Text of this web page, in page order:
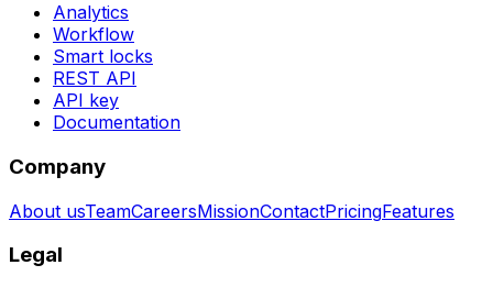
Analytics
Workflow
Smart locks
REST API
API key
Documentation
Company
About usTeamCareersMissionContactPricingFeatures
Legal